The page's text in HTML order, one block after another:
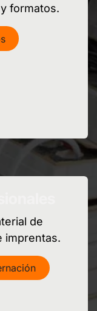
formatos.
de
imprentas.